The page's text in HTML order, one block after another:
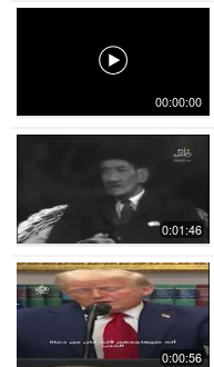
00:00:00
0:01:46
0:00:56